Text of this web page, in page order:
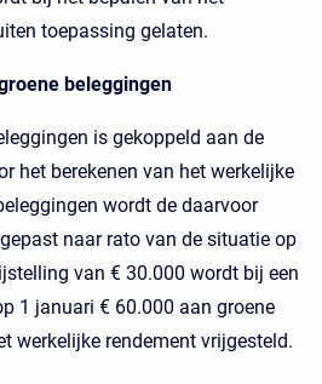
toepassing gelaten.
beleggingen
is gekoppeld aan de
het berekenen van het werkelijke
wordt de daarvoor
naar rato van de situatie op
van € 30.000 wordt bij een
1 januari € 60.000 aan groene
werkelijke rendement vrijgesteld.